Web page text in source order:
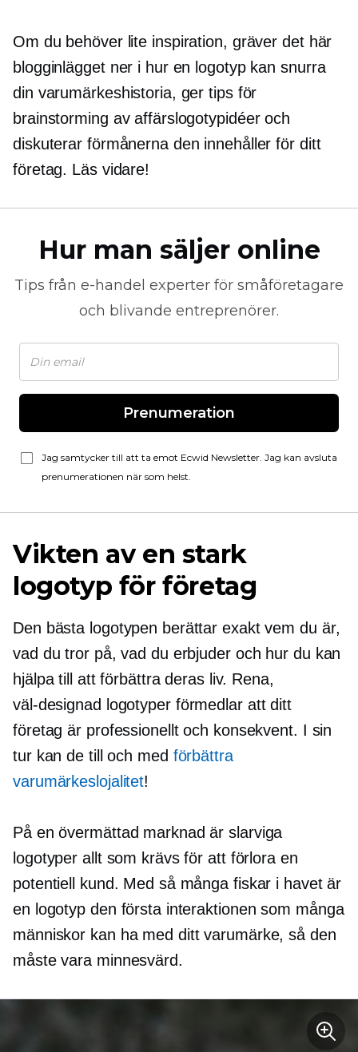
Om du behöver lite inspiration, gräver det här
blogginlägget ner i hur en logotyp kan snurra
din varumärkeshistoria, ger tips för
brainstorming av affärslogotypidéer och
diskuterar förmånerna den innehåller för ditt
företag. Läs vidare!
Hur man säljer online
Tips från e-handel experter för småföretagare
och blivande entreprenörer.
Prenumeration
Jag samtycker till att ta emot Ecwid Newsletter. Jag kan avsluta
prenumerationen när som helst.
Vikten av en stark
logotyp för företag
Den bästa logotypen berättar exakt vem du är,
vad du tror på, vad du erbjuder och hur du kan
hjälpa till att förbättra deras liv. Rena,
väl-designad logotyper förmedlar att ditt
företag är professionellt och konsekvent. I sin
tur kan de till och med förbättra
varumärkeslojalitet!
På en övermättad marknad är slarviga
logotyper allt som krävs för att förlora en
potentiell kund. Med så många fiskar i havet är
en logotyp den första interaktionen som många
människor kan ha med ditt varumärke, så den
måste vara minnesvärd.